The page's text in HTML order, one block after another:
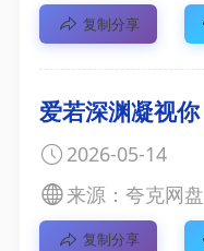
复制分享
爱若深渊凝视你
2026-05-14
来源：夸克网盘
复制分享